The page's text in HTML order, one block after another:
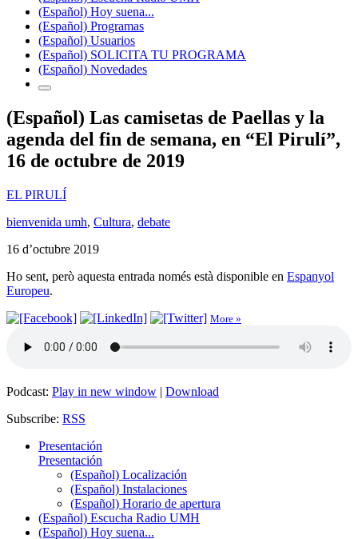
(Español) Hoy suena...
(Español) Programas
(Español) Usuarios
(Español) SOLICITA TU PROGRAMA
(Español) Novedades
(Español) Las camisetas de Paellas y la
agenda del fin de semana, en “El Pirulí”,
16 de octubre de 2019
EL PIRULÍ
bienvenida umh, Cultura, debate
16 d’octubre 2019
Ho sent, però aquesta entrada només està disponible en Espanyol
Europeu.
More »
Podcast: Play in new window | Download
Subscribe: RSS
Presentación
Presentación
(Español) Localización
(Español) Instalaciones
(Español) Horario de apertura
(Español) Escucha Radio UMH
(Español) Hoy suena...